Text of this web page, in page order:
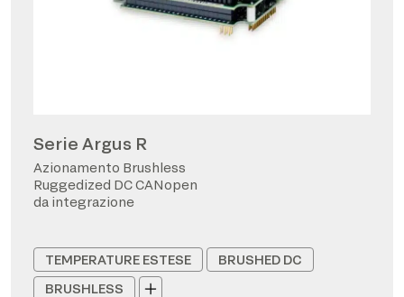
Serie Argus R
Azionamento Brushless
Ruggedized DC CANopen
da integrazione
TEMPERATURE ESTESE
BRUSHED DC
BRUSHLESS